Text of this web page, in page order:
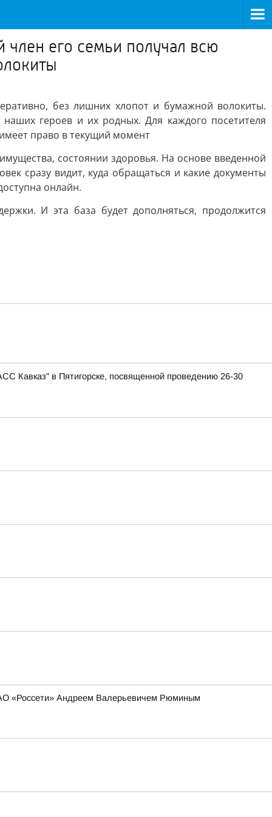
его семьи получал всю
без лишних хлопот и бумажной волокиты.
героев и их родных. Для каждого посетителя
право в текущий момент
состоянии здоровья. На основе введенной
сразу видит, куда обращаться и какие документы
онлайн.
И эта база будет дополняться, продолжится
Кавказ" в Пятигорске, посвященной проведению 26-30
«Россети» Андреем Валерьевичем Рюминым